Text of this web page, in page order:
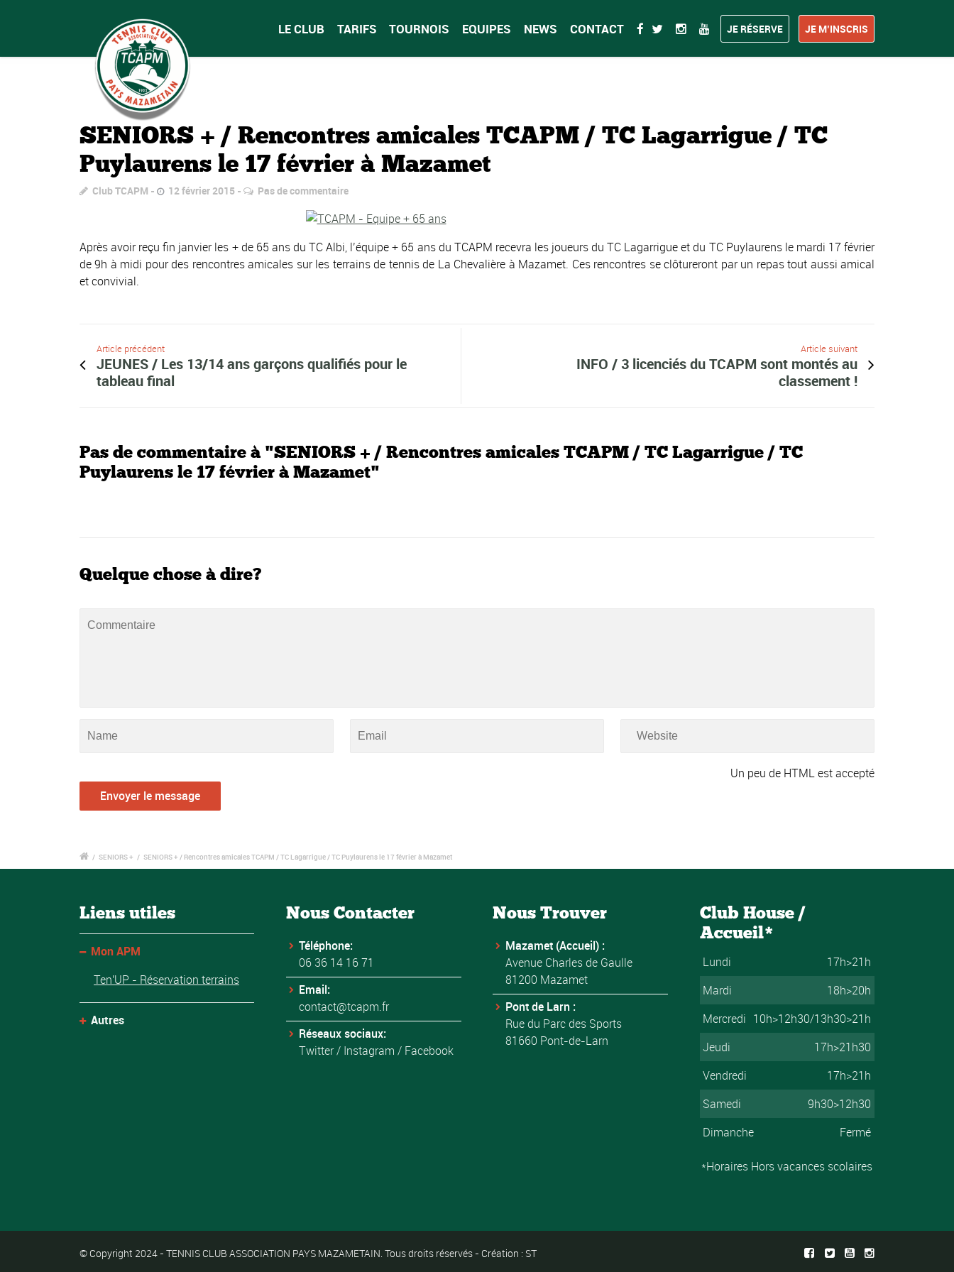
LE CLUB TARIFS TOURNOIS EQUIPES NEWS CONTACT JE RÉSERVE JE M’INSCRIS
SENIORS + / Rencontres amicales TCAPM / TC Lagarrigue / TC
Puylaurens le 17 février à Mazamet
Club TCAPM 12 février 2015 Pas de commentaire
Après avoir reçu fin janvier les + de 65 ans du TC Albi, l’équipe + 65 ans du TCAPM recevra les joueurs du TC Lagarrigue et du TC Puylaurens le mardi 17 février
de 9h à midi pour des rencontres amicales sur les terrains de tennis de La Chevalière à Mazamet. Ces rencontres se clôtureront par un repas tout aussi amical
et convivial.
Article précédent
JEUNES / Les 13/14 ans garçons qualifiés pour le
tableau final
Article suivant
INFO / 3 licenciés du TCAPM sont montés au
classement !
Pas de commentaire à "SENIORS + / Rencontres amicales TCAPM / TC Lagarrigue / TC
Puylaurens le 17 février à Mazamet"
Quelque chose à dire?
Un peu de HTML est accepté
/ SENIORS + / SENIORS + / Rencontres amicales TCAPM / TC Lagarrigue / TC Puylaurens le 17 février à Mazamet
Liens utiles
Mon APM
Ten'UP - Réservation terrains
Autres
Nous Contacter
Téléphone:
06 36 14 16 71
Email:
contact@tcapm.fr
Réseaux sociaux:
Twitter/ Instagram / Facebook
Nous Trouver
Mazamet (Accueil) :
Avenue Charles de Gaulle
81200 Mazamet
Pont de Larn :
Rue du Parc des Sports
81660 Pont-de-Larn
Club House /
Accueil*
Lundi
17h>21h
Mardi
18h>20h
Mercredi 10h>12h30/13h30>21h
Jeudi
17h>21h30
Vendredi
17h>21h
Samedi
9h30>12h30
Dimanche
Fermé
*Horaires Hors vacances scolaires
© Copyright 2024 - TENNIS CLUB ASSOCIATION PAYS MAZAMETAIN. Tous droits réservés - Création : ST